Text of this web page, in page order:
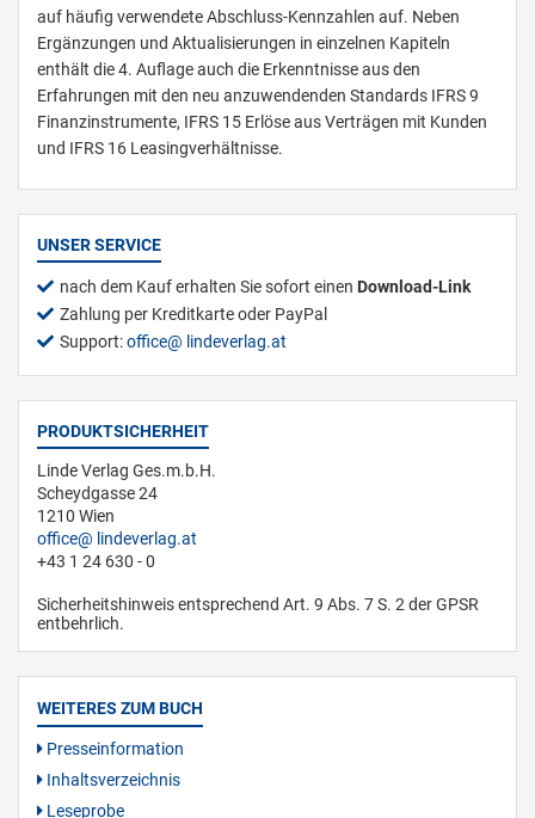
auf häufig verwendete Abschluss-Kennzahlen auf. Neben
Ergänzungen und Aktualisierungen in einzelnen Kapiteln
enthält die 4. Auflage auch die Erkenntnisse aus den
Erfahrungen mit den neu anzuwendenden Standards IFRS 9
Finanzinstrumente, IFRS 15 Erlöse aus Verträgen mit Kunden
und IFRS 16 Leasingverhältnisse.
UNSER SERVICE
nach dem Kauf erhalten Sie sofort einen Download-Link
Zahlung per Kreditkarte oder PayPal
Support:office lindeverlag.at
PRODUKTSICHERHEIT
Linde Verlag Ges.m.b.H.
Scheydgasse 24
1210 Wien
office
lindeverlag.at
+43 1 24 630 - 0
Sicherheitshinweis entsprechend Art. 9 Abs. 7 S. 2 der GPSR
entbehrlich.
WEITERES ZUM BUCH
Presseinformation
Inhaltsverzeichnis
Leseprobe